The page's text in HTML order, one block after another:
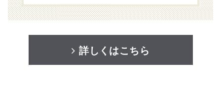
詳しくはこちら